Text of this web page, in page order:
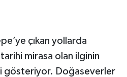
çıkan yollarda
mirasa olan ilginin
gösteriyor. Doğaseverler